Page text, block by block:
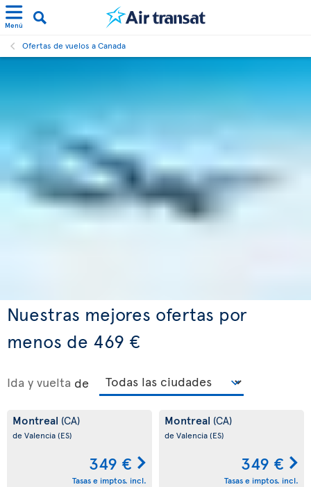
Menú
Ofertas de vuelos a Canada
Nuestras mejores ofertas por
menos de 469 €
Ida y vuelta de
Montreal (CA)
de Valencia(ES)
349 €
Tasas e imptos. incl.
Montreal (CA)
de Valencia(ES)
349 €
Tasas e imptos. incl.